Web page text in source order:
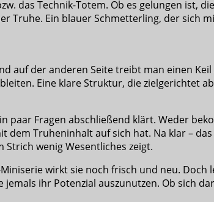
das Technik-Totem. Ob es gelungen ist,
Truhe. Ein blauer Schmetterling, der sich
auf der anderen Seite treibt man einen
Eine klare Struktur, die zielgerichtet
Fragen abschließend klärt. Weder
dem Truheninhalt auf sich hat. Na klar –
wenig Wesentliches zeigt.
wirkt sie noch frisch und neu. Doch
ihr Potenzial auszunutzen. Ob sich